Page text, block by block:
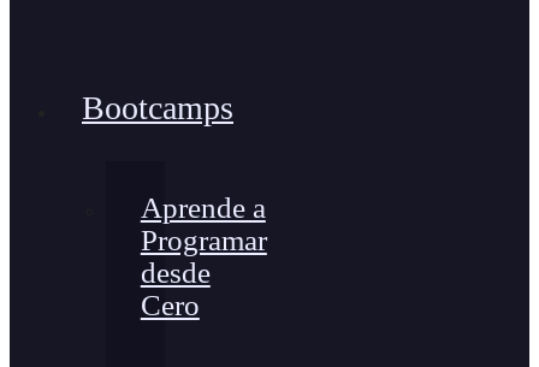
Bootcamps
Aprende a
Programar
desde
Cero